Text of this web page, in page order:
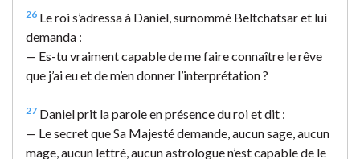
26 Le roi s’adressa à Daniel, surnommé Beltchatsar et lui
demanda :
— Es-tu vraiment capable de me faire connaître le rêve
que j’ai eu et de m’en donner l’interprétation ?
27 Daniel prit la parole en présence du roi et dit :
— Le secret que Sa Majesté demande, aucun sage, aucun
mage, aucun lettré, aucun astrologue n’est capable de le